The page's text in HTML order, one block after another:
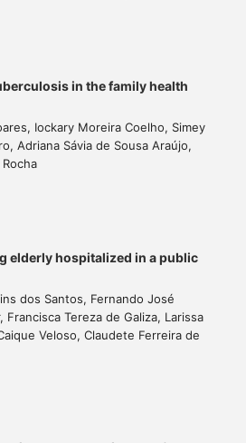
in the family health
Iockary Moreira Coelho, Simey
Adriana Sávia de Sousa Araújo,
elderly hospitalized in a public
dos Santos, Fernando José
Francisca Tereza de Galiza, Larissa
Veloso, Claudete Ferreira de